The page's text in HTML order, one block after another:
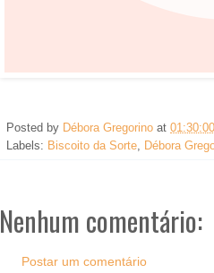
Posted by Débora Gregorino at 01:30:00
Labels: Biscoito da Sorte Débora
Nenhum comentário:
Postar um comentário